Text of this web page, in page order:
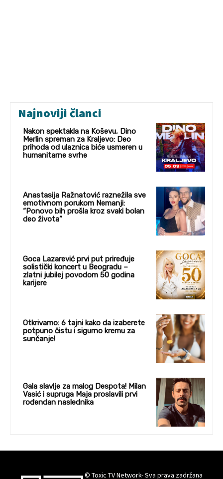
Najnoviji članci
Nakon spektakla na Koševu, Dino
Merlin spreman za Kraljevo: Deo
prihoda od ulaznica biće usmeren u
humanitarne svrhe
Anastasija Ražnatović raznežila sve
emotivnom porukom Nemanji:
“Ponovo bih prošla kroz svaki bolan
deo života”
Goca Lazarević prvi put priređuje
solistički koncert u Beogradu –
zlatni jubilej povodom 50 godina
karijere
Otkrivamo: 6 tajni kako da izaberete
potpuno čistu i sigurno kremu za
sunčanje!
Gala slavlje za malog Despota! Milan
Vasić i supruga Maja proslavili prvi
rođendan naslednika
© Toxic TV Network- Sva prava zadržana